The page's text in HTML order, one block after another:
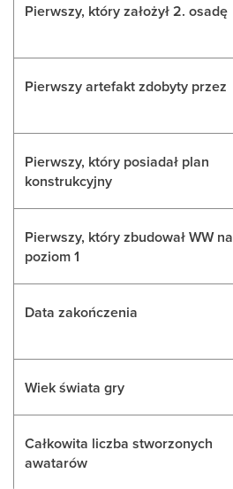
Pierwszy, który założył 2. osadę
Pierwszy artefakt zdobyty przez
Pierwszy, który posiadał plan
konstrukcyjny
Pierwszy, który zbudował WW na
poziom 1
Data zakończenia
Wiek świata gry
Całkowita liczba stworzonych
awatarów